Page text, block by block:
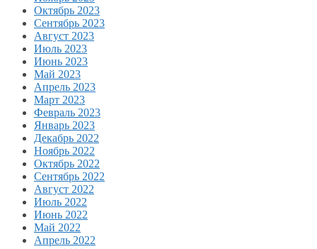
Октябрь 2023
Сентябрь 2023
Август 2023
Июль 2023
Июнь 2023
Май 2023
Апрель 2023
Март 2023
Февраль 2023
Январь 2023
Декабрь 2022
Ноябрь 2022
Октябрь 2022
Сентябрь 2022
Август 2022
Июль 2022
Июнь 2022
Май 2022
Апрель 2022